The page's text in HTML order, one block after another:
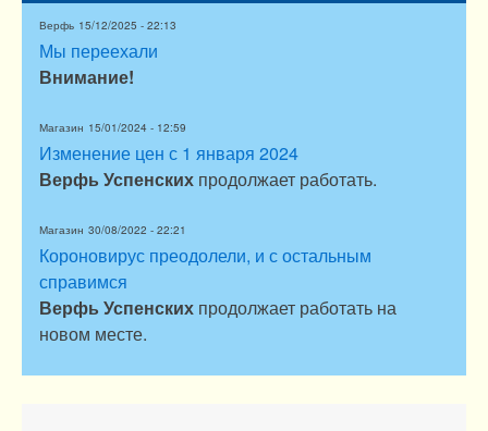
Верфь 15/12/2025 - 22:13
Мы переехали
Внимание!
Магазин 15/01/2024 - 12:59
Изменение цен с 1 января 2024
Верфь Успенских продолжает работать.
Магазин 30/08/2022 - 22:21
Короновирус преодолели, и с остальным
справимся
Верфь Успенских продолжает работать на
новом месте.